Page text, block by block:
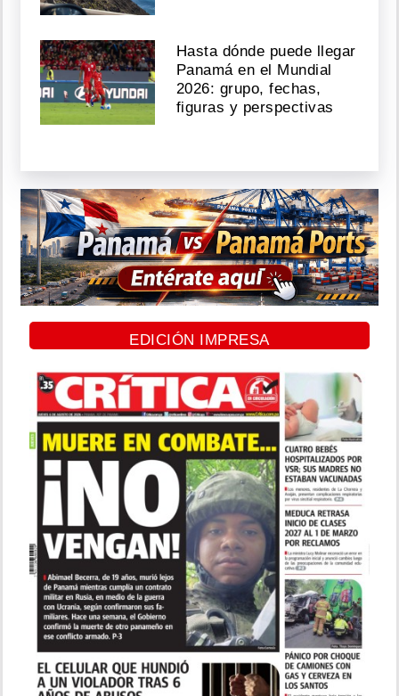
Hasta dónde puede llegar
Panamá en el Mundial
2026: grupo, fechas,
figuras y perspectivas
EDICIÓN IMPRESA